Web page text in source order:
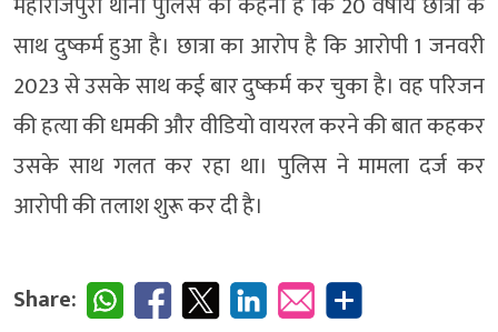
साथ दुष्कर्म हुआ है। छात्रा का आरोप है कि आरोपी 1 जनवरी
2023 से उसके साथ कई बार दुष्कर्म कर चुका है। वह परिजन
की हत्या की धमकी और वीडियो वायरल करने की बात कहकर
उसके साथ गलत कर रहा था। पुलिस ने मामला दर्ज कर
आरोपी की तलाश शुरू कर दी है।
Share: